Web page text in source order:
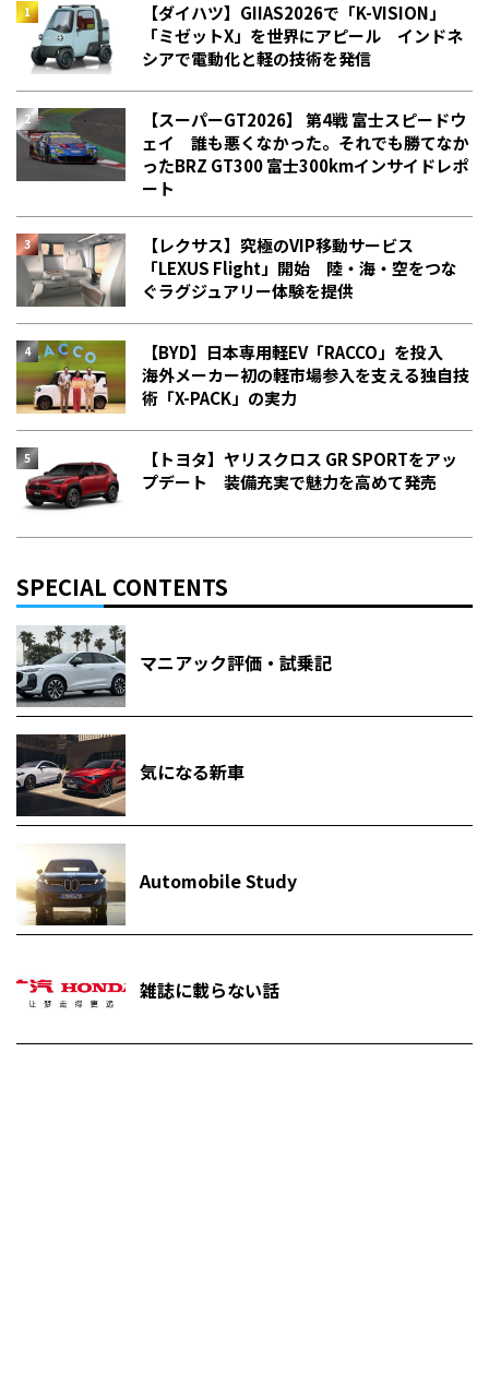
【ダイハツ】GIIAS2026で「K-VISION」
「ミゼットX」を世界にアピール インドネ
シアで電動化と軽の技術を発信
【スーパーGT2026】 第4戦 富士スピードウ
ェイ 誰も悪くなかった。それでも勝てなか
った――BRZ GT300 富士300kmインサイドレポ
ート
【レクサス】究極のVIP移動サービス
「LEXUS Flight」開始 陸・海・空をつな
ぐラグジュアリー体験を提供
【BYD】日本専用軽EV「RACCO」を投入
海外メーカー初の軽市場参入を支える独自技
術「X-PACK」の実力
【トヨタ】ヤリスクロス GR SPORTをアッ
プデート 装備充実で魅力を高めて発売
SPECIAL CONTENTS
マニアック評価・試乗記
気になる新車
Automobile Study
雑誌に載らない話